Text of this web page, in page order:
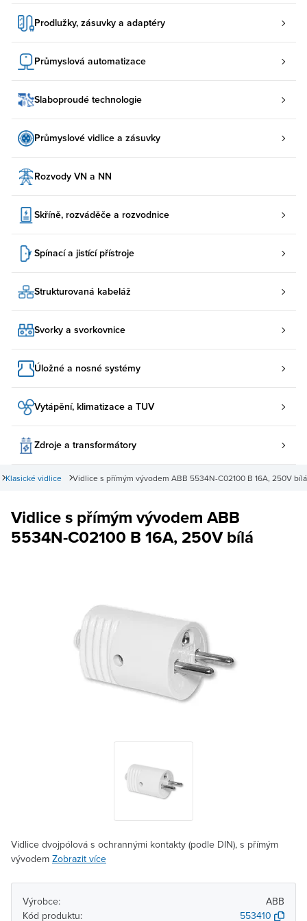
Prodlužky, zásuvky a adaptéry
Průmyslová automatizace
Slaboproudé technologie
Průmyslové vidlice a zásuvky
Rozvody VN a NN
Skříně, rozváděče a rozvodnice
Spínací a jistící přístroje
Strukturovaná kabeláž
Svorky a svorkovnice
Úložné a nosné systémy
Vytápění, klimatizace a TUV
Zdroje a transformátory
Vidlice s přímým vývodem ABB 5534N-C02100 B 16A, 250V bílá
Klasické vidlice
Vidlice s přímým vývodem ABB
5534N-C02100 B 16A, 250V bílá
Vidlice dvojpólová s ochrannými kontakty (podle DIN), s přímým
vývodem Zobrazit více
Výrobce:
ABB
Kód produktu:
553410